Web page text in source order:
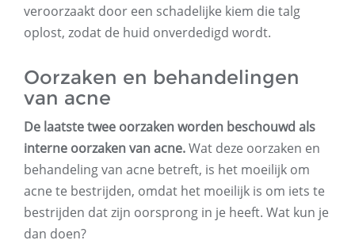
veroorzaakt door een schadelijke kiem die talg
oplost, zodat de huid onverdedigd wordt.
Oorzaken en behandelingen
van acne
De laatste twee oorzaken worden beschouwd als
interne oorzaken van acne.Wat deze oorzaken en
behandeling van acne betreft, is het moeilijk om
acne te bestrijden, omdat het moeilijk is om iets te
bestrijden dat zijn oorsprong in je heeft. Wat kun je
dan doen?